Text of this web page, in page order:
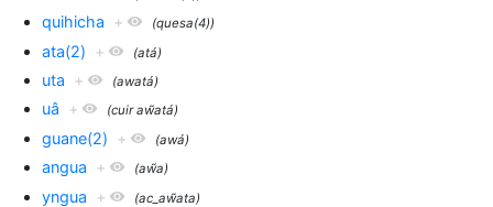
quihicha + (quesa(4))
ata(2) + (atá)
uta + (awatá)
uâ + (cuir aw̃atá)
guane(2) + (awá)
angua + (aw̃a)
yngua + (ac_aw̃ata)